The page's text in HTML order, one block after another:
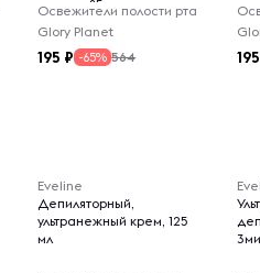
защита 85
Освежители полости рта
Glory Planet
195 -65% 564 195
Eveline
Депиляторный,
ультранежный крем, 125
мл